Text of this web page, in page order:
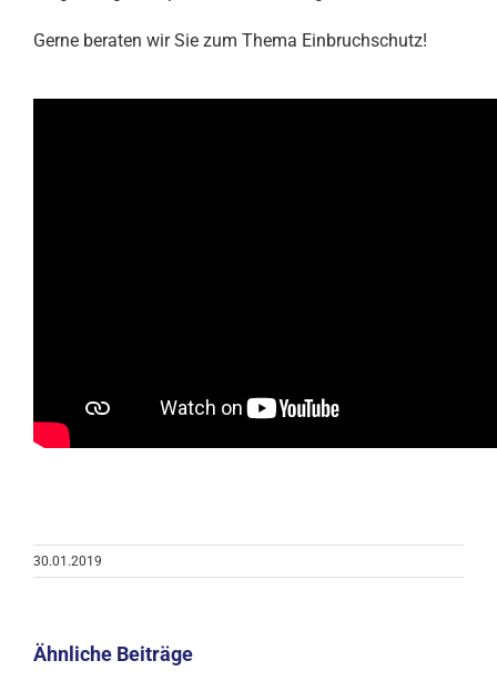
Gerne beraten wir Sie zum Thema Einbruchschutz!
30.01.2019
Ähnliche Beiträge